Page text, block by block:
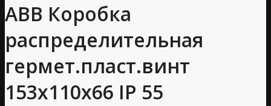
ABB Коробка
распределительная
гермет.пласт.винт
153х110х66 IP 55